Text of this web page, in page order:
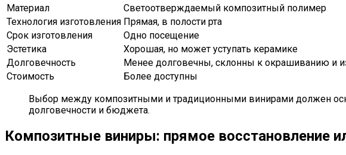
Материал
Светоотверждаемый композитный полимер
Технология изготовления Прямая, в полости рта
Срок изготовления
Одно посещение
Эстетика
Хорошая, но может уступать керамике
Долговечность
Менее долговечны, склонны к окрашиванию и
Стоимость
Более доступны
Выбор между композитными и традиционными винирами должен
долговечности и бюджета.
Композитные виниры: прямое восстановление